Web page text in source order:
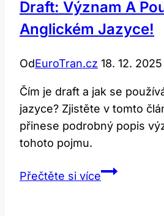
Draft: Význam A
Anglickém Jazyce!
OdEuroTran.cz 18. 12. 2025
Čím je draft a jak se
jazyce? Zjistěte v tomto
přinese podrobný popis
tohoto pojmu.
Přečtěte si víceDraft: